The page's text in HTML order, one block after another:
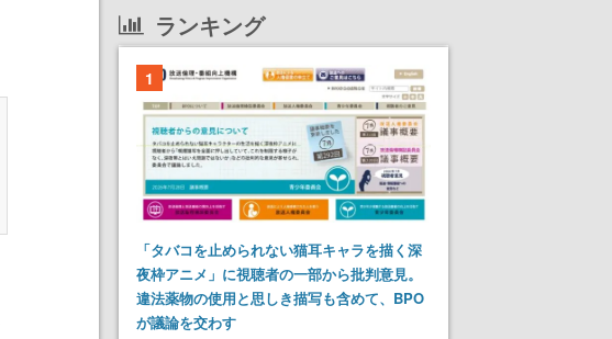
ランキング
1
「タバコを止められない猫耳キャラを描く深
夜枠アニメ」に視聴者の一部から批判意見。
違法薬物の使用と思しき描写も含めて、BPO
が議論を交わす